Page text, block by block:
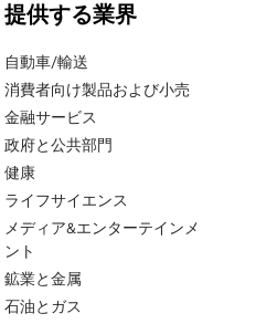
提供する業界
自動車/輸送
消費者向け製品および小売
金融サービス
政府と公共部門
健康
ライフサイエンス
メディア&エンターテインメ
ント
鉱業と金属
石油とガス